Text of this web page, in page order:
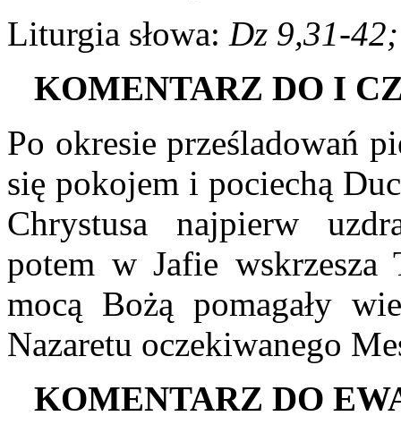
Liturgia słowa: Dz 9,31-
KOMENTARZ DO I
Po okresie prześladowań
się pokojem i pociechą
Chrystusa najpierw
potem w Jafie wskrzesza
mocą Bożą pomagały
Nazaretu oczekiwanego
KOMENTARZ DO E